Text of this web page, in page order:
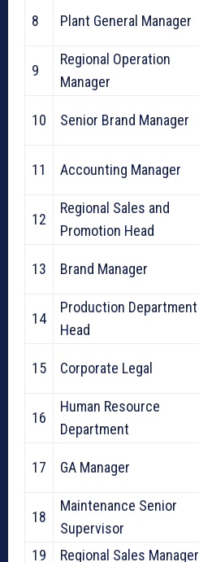
8 Plant General Manager
9
Regional Operation
Manager
10 Senior Brand Manager
11 Accounting Manager
12
Regional Sales and
Promotion Head
13 Brand Manager
14
Production Department
Head
15 Corporate Legal
16
Human Resource
Department
17 GA Manager
18
Maintenance Senior
Supervisor
19
Regional Sales Manager